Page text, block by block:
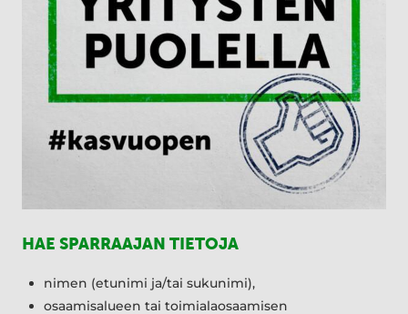
HAE SPARRAAJAN TIETOJA
nimen (etunimi ja/tai sukunimi),
osaamisalueen tai toimialaosaamisen